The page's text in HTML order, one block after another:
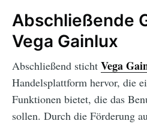
Abschließende
Vega Gainlux
Abschließend sticht Vega
Handelsplattform hervor, die
Funktionen bietet, die das
sollen. Durch die Förderung